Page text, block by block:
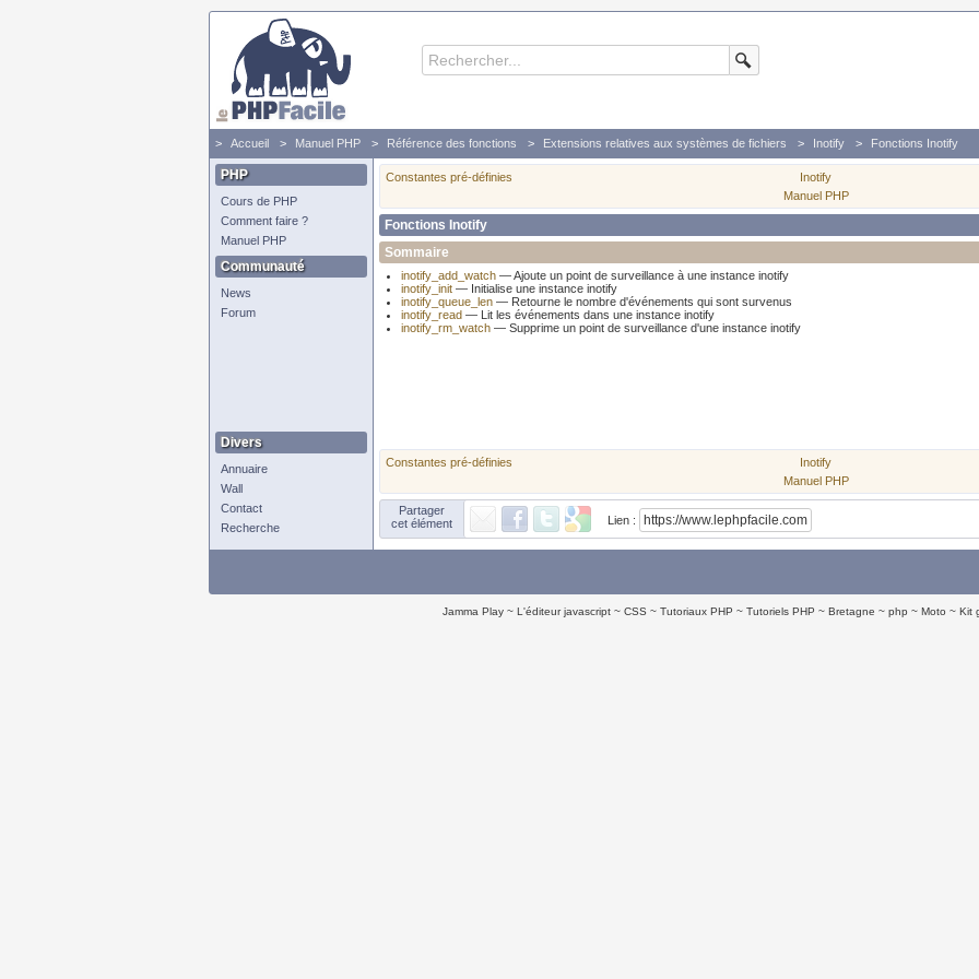
Accueil Manuel PHP Référence des fonctions Extensions relatives aux systèmes de fichiers Inotify Fonctions Inotify
PHP
Cours de PHP
Comment faire ?
Manuel PHP
Communauté
News
Forum
Divers
Annuaire
Wall
Contact
Recherche
Constantes pré-définies Inotify
Manuel PHP
Fonctions Inotify
Sommaire
inotify_add_watch — Ajoute un point de surveillance à une instance inotify
inotify_init — Initialise une instance inotify
inotify_queue_len — Retourne le nombre d'événements qui sont survenus
inotify_read — Lit les événements dans une instance inotify
inotify_rm_watch — Supprime un point de surveillance d'une instance inotify
Constantes pré-définies Inotify
Manuel PHP
Partager
cet élément
Lien :
Jamma Play L'éditeur javascript CSS Tutoriaux PHP Tutoriels PHP Bretagne php Moto Kit